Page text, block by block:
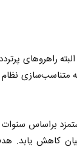
راهرو‌های
متناسب‌سازی
براساس
کاهش یابد.